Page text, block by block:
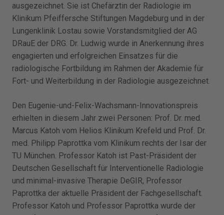
ausgezeichnet. Sie ist Chefärztin der Radiologie im
Klinikum Pfeiffersche Stiftungen Magdeburg und in der
Lungenklinik Lostau sowie Vorstandsmitglied der AG
DRauE der DRG. Dr. Ludwig wurde in Anerkennung ihres
engagierten und erfolgreichen Einsatzes für die
radiologische Fortbildung im Rahmen der Akademie für
Fort- und Weiterbildung in der Radiologie ausgezeichnet.
Den Eugenie-und-Felix-Wachsmann-Innovationspreis
erhielten in diesem Jahr zwei Personen: Prof. Dr. med.
Marcus Katoh vom Helios Klinikum Krefeld und Prof. Dr.
med. Philipp Paprottka vom Klinikum rechts der Isar der
TU München. Professor Katoh ist Past-Präsident der
Deutschen Gesellschaft für Interventionelle Radiologie
und minimal-invasive Therapie DeGIR, Professor
Paprottka der aktuelle Präsident der Fachgesellschaft.
Professor Katoh und Professor Paprottka wurde der